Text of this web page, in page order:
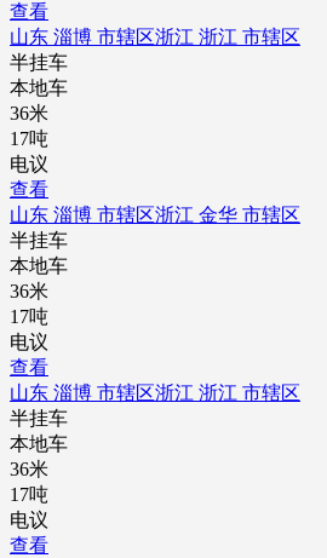
查看
山东 淄博 市辖区浙江 浙江 市辖区
半挂车
本地车
36米
17吨
电议
查看
山东 淄博 市辖区浙江 金华 市辖区
半挂车
本地车
36米
17吨
电议
查看
山东 淄博 市辖区浙江 浙江 市辖区
半挂车
本地车
36米
17吨
电议
查看